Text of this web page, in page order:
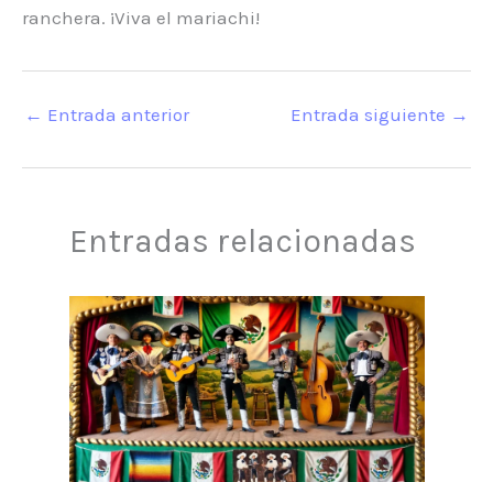
ranchera. ¡Viva el mariachi!
← Entrada anterior Entrada siguiente →
Entradas relacionadas